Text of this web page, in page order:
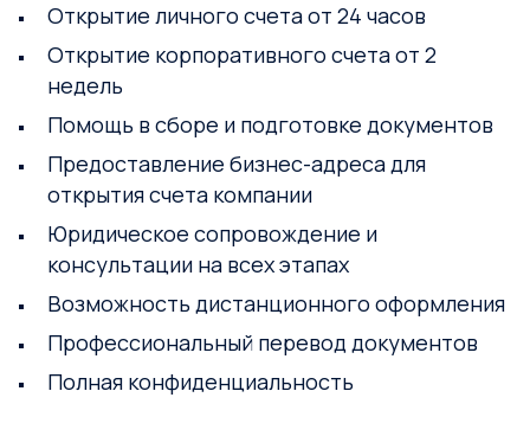
Открытие личного счета от 24 часов
Открытие корпоративного счета от 2
недель
Помощь в сборе и подготовке документов
Предоставление бизнес-адреса для
открытия счета компании
Юридическое сопровождение и
консультации на всех этапах
Возможность дистанционного оформления
Профессиональный перевод документов
Полная конфиденциальность